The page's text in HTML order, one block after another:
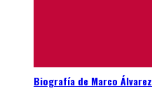
Biografía de Marco